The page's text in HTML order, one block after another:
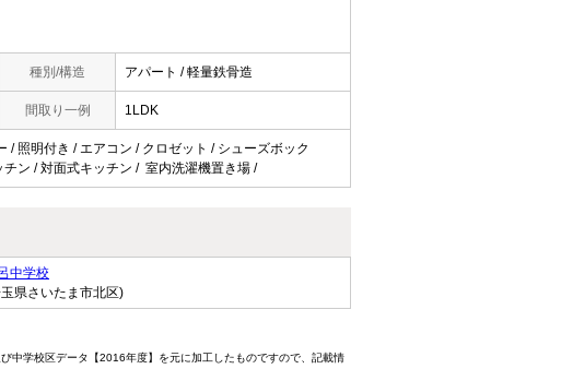
種別/構造 アパート / 軽量鉄骨造
間取り一例 1LDK
/ 照明付き / エアコン / クロゼット / シューズボック
チン / 対面式キッチン / 室内洗濯機置き場 /
中学校
県さいたま市北区)
中学校区データ【2016年度】を元に加工したものですので、記載情